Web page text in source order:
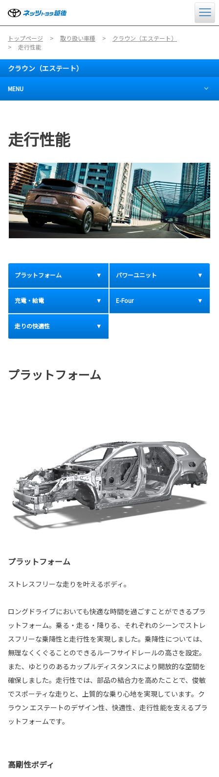
トップページ 取り扱い車種
クラウン（エステート）
走行性能
クラウン（エステート）
MENU
走行性能
プラットフォーム パワーユニット
充電・給電 E-Four
走りの快適性
プラットフォーム
プラットフォーム
ストレスフリーな走りを叶えるボディ。
ロングドライブにおいても快適な時間を過ごすことができるプラ
ットフォーム。乗る・走る・降りる、それぞれのシーンでストレ
スフリーな乗降性と走行性を実現しました。乗降性については、
無理なくくぐることのできるルーフサイドレールの高さを設定。
また、ゆとりのあるカップルディスタンスにより開放的な空間を
確保しました。走行性では、部品の結合力を高めたことで、俊敏
でスポーティな走りと、上質的な乗り心地を実現しています。ク
ラウン エステートのデザイン性、快適性、走行性能を支えるプラ
ットフォームです。
高剛性ボディ